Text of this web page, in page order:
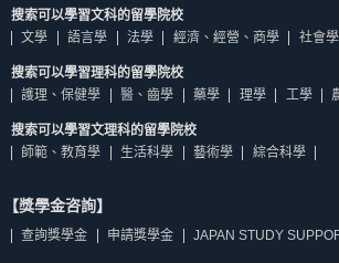
搜索可以學習文科的留學院校
文學
語言學 法學 經濟、經營、商學 社會學
搜索可以學習理科的留學院校
護理、保健學
醫、齒學 藥學 理學 工學
搜索可以學習文理科的留學院校
師範、教育學
生活科學 藝術學 綜合科學
【獎學金咨詢】
查詢獎學金 申請獎學金 JAPAN STUDY